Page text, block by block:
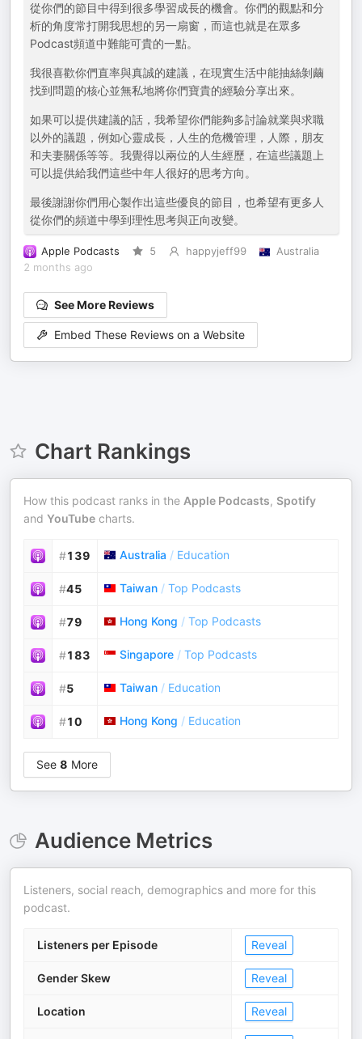
從你們的節目中得到很多學習成長的機會。你們的觀點和分
析的角度常打開我思想的另一扇窗，而這也就是在眾多
Podcast頻道中難能可貴的一點。
我很喜歡你們直率與真誠的建議，在現實生活中能抽絲剝繭
找到問題的核心並無私地將你們寶貴的經驗分享出來。
如果可以提供建議的話，我希望你們能夠多討論就業與求職
以外的議題，例如心靈成長，人生的危機管理，人際，朋友
和夫妻關係等等。我覺得以兩位的人生經歷，在這些議題上
可以提供給我們這些中年人很好的思考方向。
最後謝謝你們用心製作出這些優良的節目，也希望有更多人
從你們的頻道中學到理性思考與正向改變。
Apple Podcasts 5 happyjeff99
Australia
2 months ago
See More Reviews
Embed These Reviews on a Website
Chart Rankings
How this podcast ranks in the Apple Podcasts, Spotify
and YouTube charts.
#139 Australia / Education
#45 Taiwan / Top Podcasts
#79 Hong Kong / Top Podcasts
#183 Singapore / Top Podcasts
#5 Taiwan / Education
#10 Hong Kong / Education
See 8 More
Audience Metrics
Listeners, social reach, demographics and more for this
podcast.
Listeners per Episode Reveal
Gender Skew Reveal
Location Reveal